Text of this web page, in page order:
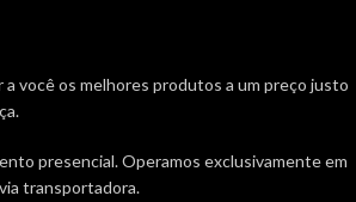
ultrafinas para múltiplos monitores
a você os melhores produtos a um preço justo
presencial. Operamos exclusivamente em
transportadora.